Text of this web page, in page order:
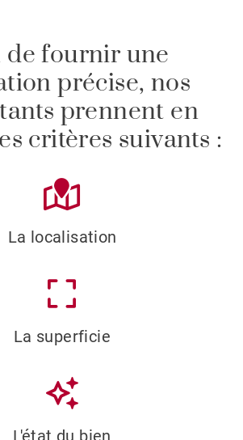
de fournir une
précise, nos
prennent en
critères suivants :
La localisation
La superficie
L'état du bien